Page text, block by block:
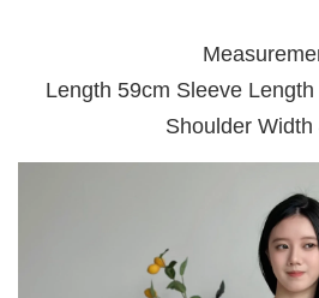
Length 59cm Sleeve
Shoulder Width